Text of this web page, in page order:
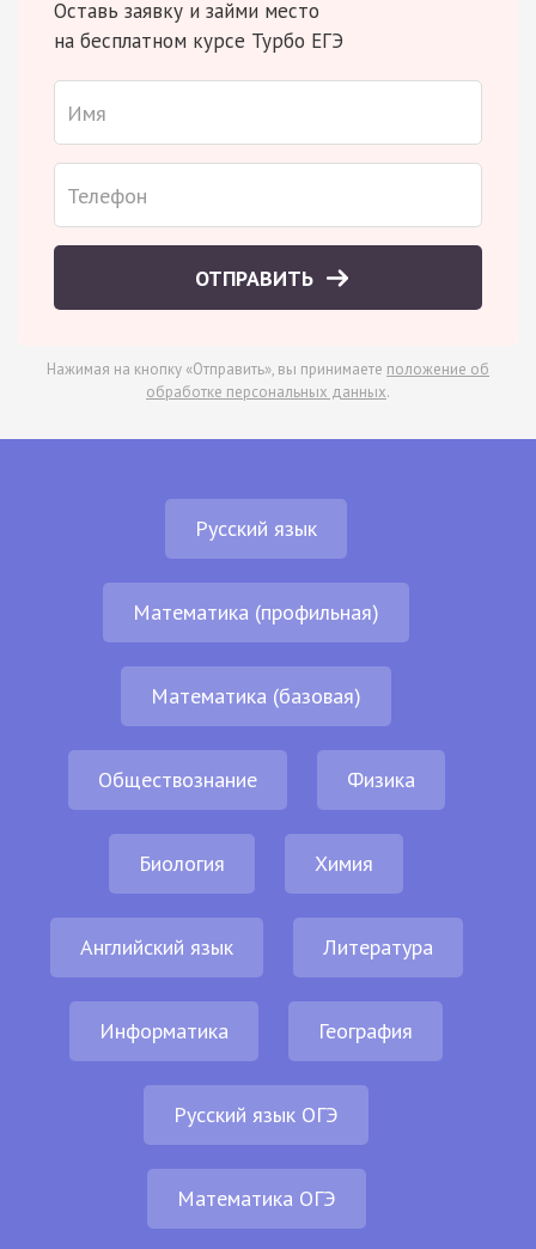
Оставь заявку и займи место
на бесплатном курсе Турбо ЕГЭ
ОТПРАВИТЬ
Нажимая на кнопку «Отправить», вы принимаете положение об
обработке персональных данных.
Русский язык
Математика (профильная)
Математика (базовая)
Обществознание Физика
Биология Химия
Английский язык Литература
Информатика География
Русский язык ОГЭ
Математика ОГЭ